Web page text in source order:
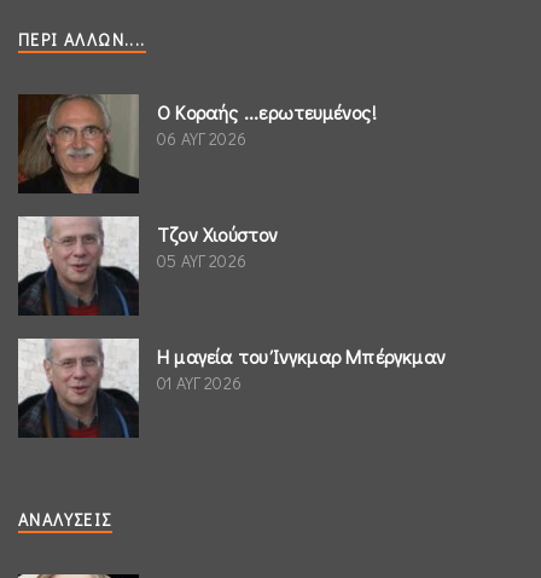
ΠΕΡΊ ΆΛΛΩΝ....
Ο Κοραής ...ερωτευμένος!
06 ΑΥΓ 2026
Τζον Χιούστον
05 ΑΥΓ 2026
Η μαγεία του Ίνγκμαρ Μπέργκμαν
01 ΑΥΓ 2026
ΑΝΑΛΎΣΕΙΣ